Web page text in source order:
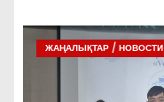
ЖАҢАЛЫҚТАР / НОВОСТИ